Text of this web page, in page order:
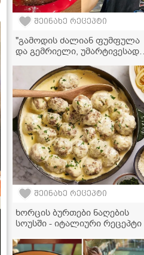
შეინახე რეცეპტი
"გამოდის ძალიან ფუმფულა
და გემრიელი, უმარტივესად
ვიდეორეცეპტი
შეინახე რეცეპტი
ხორცის ბურთები ნაღების
სოუსში - იტალიური რეცეპტი